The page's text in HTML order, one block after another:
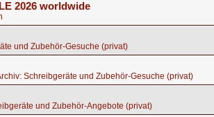
2026 worldwide
und Zubehör-Gesuche (privat)
Schreibgeräte und Zubehör-Gesuche (privat)
und Zubehör-Angebote (privat)